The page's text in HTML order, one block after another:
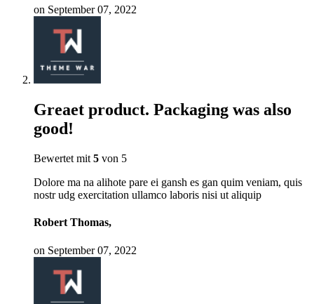
on September 07, 2022
Greaet product. Packaging was also
good!
Bewertet mit 5 von 5
Dolore ma na alihote pare ei gansh es gan quim veniam, quis
nostr udg exercitation ullamco laboris nisi ut aliquip
Robert Thomas,
on September 07, 2022